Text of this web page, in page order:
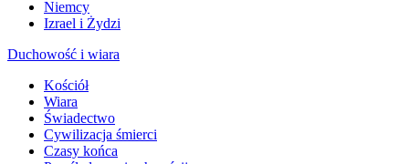
Niemcy
Izrael i Żydzi
Duchowość i wiara
Kościół
Wiara
Świadectwo
Cywilizacja śmierci
Czasy końca